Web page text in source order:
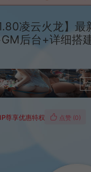
凌云火龙】最
后台+详细搭
真!
尊享优惠特权 点赞 (0)